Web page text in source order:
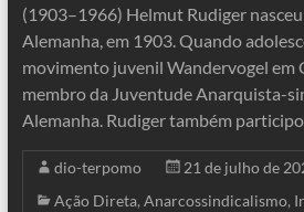
(1903–1966) Helmut Rudiger
Alemanha, em 1903. Quando
movimento juvenil Wandervogel em
membro da Juventude Anarquista-
Alemanha. Rudiger também
dio-terpomo
21 de julho de
Ação Direta, Anarcossindicalismo,